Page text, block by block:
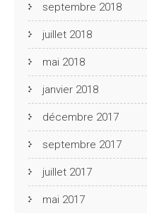
septembre 2018
juillet 2018
mai 2018
janvier 2018
décembre 2017
septembre 2017
juillet 2017
mai 2017